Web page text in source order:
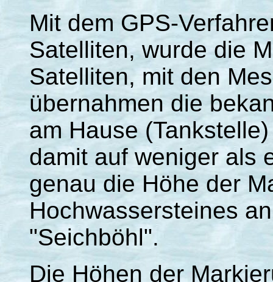
Mit dem GPS-
Satelliten, wurde die
Satelliten, mit den
übernahmen die
am Hause
damit auf weniger als
genau die Höhe der
Hochwassersteines
"Seichböhl".
Die Höhen der